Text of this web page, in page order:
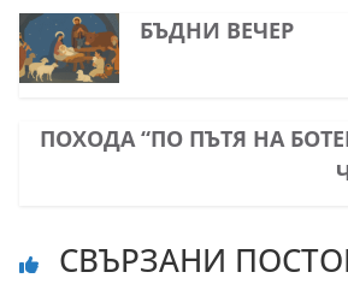
БЪДНИ ВЕЧЕР
ПОХОДА “ПО ПЪТЯ НА
СВЪРЗАНИ